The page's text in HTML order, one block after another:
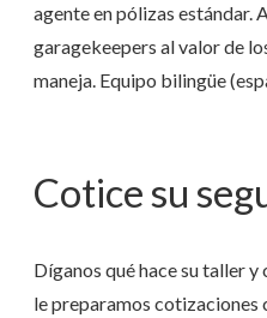
agente en pólizas estándar.
garagekeepers al valor de
maneja. Equipo bilingüe
Cotice su
Díganos qué hace su taller
le preparamos cotizaciones